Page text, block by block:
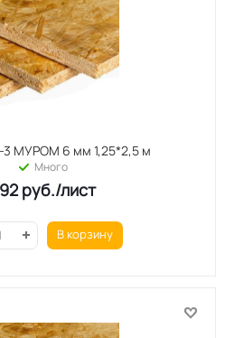
3 МУРОМ 6 мм 1,25*2,5 м
Много
руб./лист
В корзину